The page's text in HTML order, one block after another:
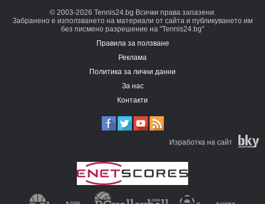
© 2003-2026 Tennis24.bg Всички права запазени.
Забранено е използването на материали от сайта и публикуването им
без писмено разрешение на "Tennis24.bg"
Правила за ползване
Реклама
Политика за лични данни
За нас
Контакти
Изработка на сайт